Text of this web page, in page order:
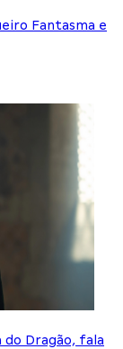
Fantasma e
do Dragão, fala